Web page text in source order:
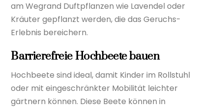
am Wegrand Duftpflanzen wie Lavendel oder
Kräuter gepflanzt werden, die das Geruchs-
Erlebnis bereichern.
Barrierefreie Hochbeete bauen
Hochbeete sind ideal, damit Kinder im Rollstuhl
oder mit eingeschränkter Mobilität leichter
gärtnern können. Diese Beete können in